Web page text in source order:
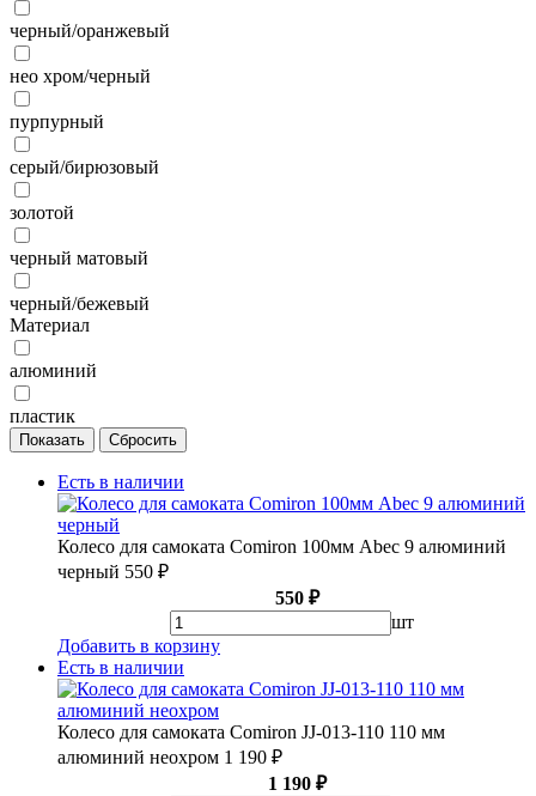
черный/оранжевый
нео хром/черный
пурпурный
серый/бирюзовый
золотой
черный матовый
черный/бежевый
Материал
алюминий
пластик
Есть в наличии
Колесо для самоката Comiron 100мм Abec 9 алюминий
черный 550 ₽
550 ₽
шт
Добавить в корзину
Есть в наличии
Колесо для самоката Comiron JJ-013-110 110 мм
алюминий неохром 1 190 ₽
1 190 ₽